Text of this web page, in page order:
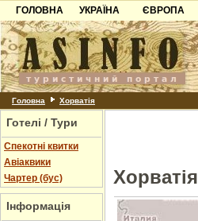
ГОЛОВНА
УКРАЇНА
Карпати
Азов
Причорноморря
Шацьк
ЄВРОПА
Чорногорія
Хорватія
Болгарія
Головна Хорватія
Готелі / Тури
Спекотні квитки
Авіаквики
Чартер (бус)
Інформація
Хорватія